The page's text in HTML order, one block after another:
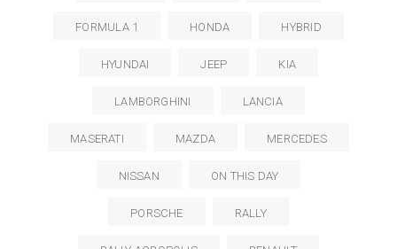
FORMULA 1 HONDA HYBRID
HYUNDAI JEEP KIA
LAMBORGHINI LANCIA
MASERATI MAZDA MERCEDES
NISSAN ON THIS DAY
PORSCHE RALLY